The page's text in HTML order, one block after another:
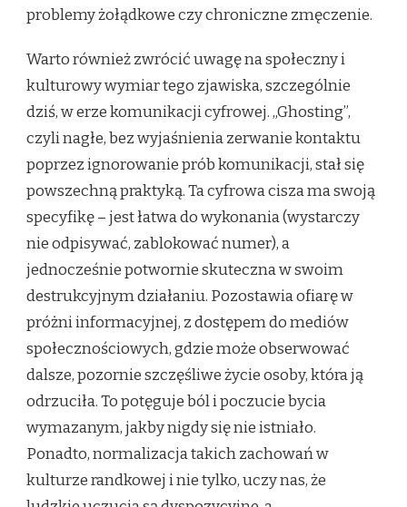
problemy żołądkowe czy chroniczne zmęczenie.
Warto również zwrócić uwagę na społeczny i
kulturowy wymiar tego zjawiska, szczególnie
dziś, w erze komunikacji cyfrowej. „Ghosting”,
czyli nagłe, bez wyjaśnienia zerwanie kontaktu
poprzez ignorowanie prób komunikacji, stał się
powszechną praktyką. Ta cyfrowa cisza ma swoją
specyfikę – jest łatwa do wykonania (wystarczy
nie odpisywać, zablokować numer), a
jednocześnie potwornie skuteczna w swoim
destrukcyjnym działaniu. Pozostawia ofiarę w
próżni informacyjnej, z dostępem do mediów
społecznościowych, gdzie może obserwować
dalsze, pozornie szczęśliwe życie osoby, która ją
odrzuciła. To potęguje ból i poczucie bycia
wymazanym, jakby nigdy się nie istniało.
Ponadto, normalizacja takich zachowań w
kulturze randkowej i nie tylko, uczy nas, że